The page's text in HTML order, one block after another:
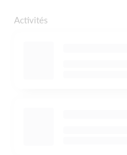
Activités